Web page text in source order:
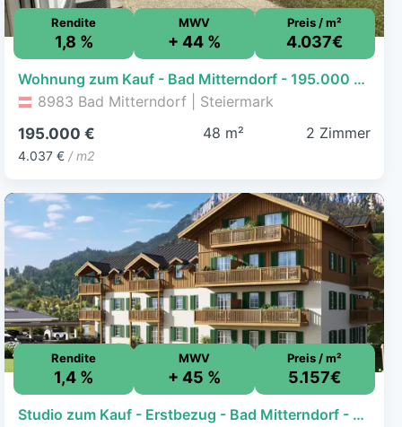
Rendite
1,8 %
MWV
+ 44 %
Preis / m²
4.037€
Wohnung zum Kauf - Bad Mitterndorf - 195.000 € - 2 Zimmer, 48,3 m²
8983 Bad Mitterndorf | Steiermark
195.000 €
4.037 € / m2
48 m² 2 Zimmer
Rendite
1,4 %
MWV
+ 45 %
Preis / m²
5.157€
Studio zum Kauf - Erstbezug - Bad Mitterndorf - 160.900 € - 1 Zimmer, 31,2 m², EG